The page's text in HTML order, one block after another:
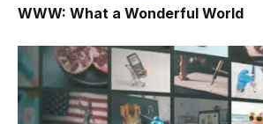
WWW: What a Wonderful World